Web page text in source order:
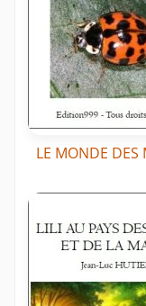
LE MONDE DES